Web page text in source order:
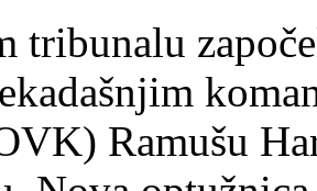
tribunalu
Ramušu